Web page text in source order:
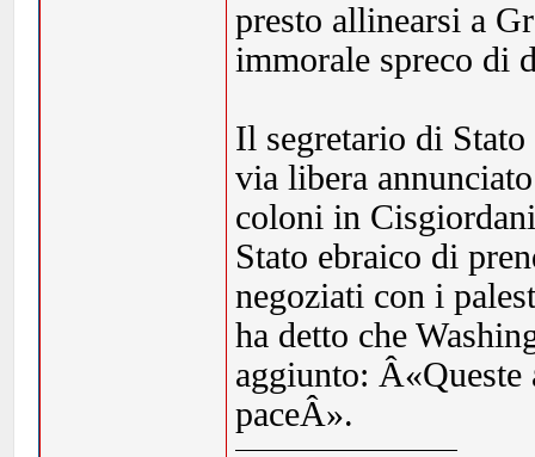
presto allinearsi a
immorale spreco di
Il segretario di
via libera
coloni in
Stato ebraico di
negoziati con i
ha detto che
aggiunto:
paceÂ».